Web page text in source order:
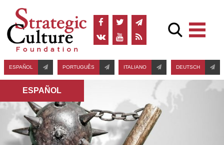
ESPAÑOL PORTUGUÊS ITALIANO DEUTSCH
ESPAÑOL